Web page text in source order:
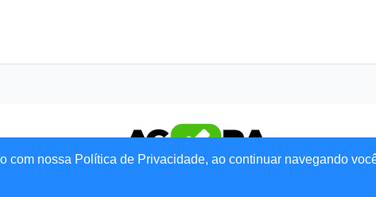
com nossa Política de Privacidade, ao continuar navegando